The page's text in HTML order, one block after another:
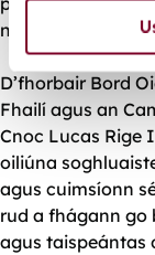
na scileanna
D’fhorbair Bord
Fhailí agus an
Cnoc Lucas Rige
oiliúna
agus cuimsíonn
rud a fhágann go
agus taispeántas